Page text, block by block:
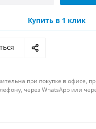
Купить в 1 клик
при покупке в офисе,
через WhatsApp или